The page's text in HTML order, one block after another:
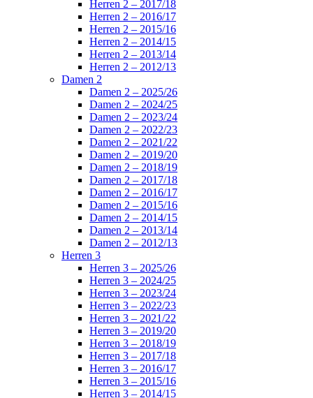
Herren 2 – 2017/18
Herren 2 – 2016/17
Herren 2 – 2015/16
Herren 2 – 2014/15
Herren 2 – 2013/14
Herren 2 – 2012/13
Damen 2
Damen 2 – 2025/26
Damen 2 – 2024/25
Damen 2 – 2023/24
Damen 2 – 2022/23
Damen 2 – 2021/22
Damen 2 – 2019/20
Damen 2 – 2018/19
Damen 2 – 2017/18
Damen 2 – 2016/17
Damen 2 – 2015/16
Damen 2 – 2014/15
Damen 2 – 2013/14
Damen 2 – 2012/13
Herren 3
Herren 3 – 2025/26
Herren 3 – 2024/25
Herren 3 – 2023/24
Herren 3 – 2022/23
Herren 3 – 2021/22
Herren 3 – 2019/20
Herren 3 – 2018/19
Herren 3 – 2017/18
Herren 3 – 2016/17
Herren 3 – 2015/16
Herren 3 – 2014/15